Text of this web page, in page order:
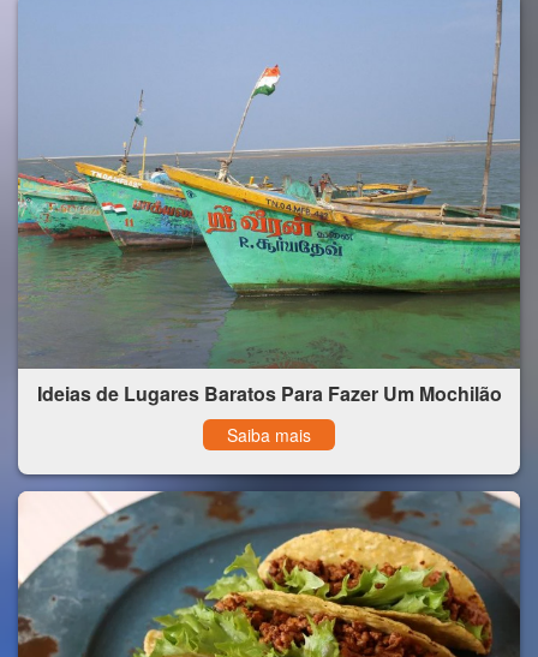
Ideias de Lugares Baratos Para Fazer Um Mochilão
Saiba mais